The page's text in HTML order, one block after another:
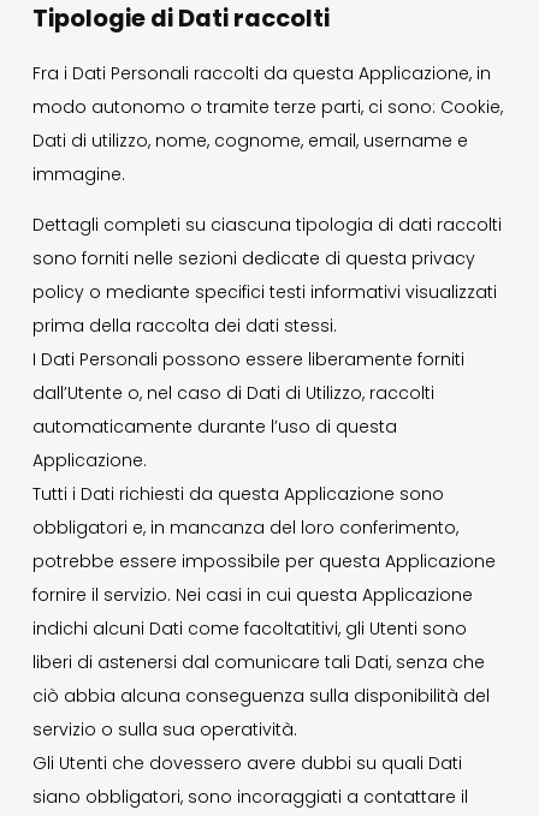
il mio account
Exibart.service - Exibartlab srl Via Placido Zurla 49b - 00176 Roma
Tipologie di Dati raccolti
Fra i Dati Personali raccolti da questa Applicazione, in
modo autonomo o tramite terze parti, ci sono: Cookie,
Dati di utilizzo, nome, cognome, email, username e
immagine.
Dettagli completi su ciascuna tipologia di dati raccolti
sono forniti nelle sezioni dedicate di questa privacy
policy o mediante specifici testi informativi visualizzati
prima della raccolta dei dati stessi.
I Dati Personali possono essere liberamente forniti
dall’Utente o, nel caso di Dati di Utilizzo, raccolti
automaticamente durante l’uso di questa
Applicazione.
Tutti i Dati richiesti da questa Applicazione sono
obbligatori e, in mancanza del loro conferimento,
potrebbe essere impossibile per questa Applicazione
fornire il servizio. Nei casi in cui questa Applicazione
indichi alcuni Dati come facoltatitivi, gli Utenti sono
liberi di astenersi dal comunicare tali Dati, senza che
ciò abbia alcuna conseguenza sulla disponibilità del
servizio o sulla sua operatività.
Gli Utenti che dovessero avere dubbi su quali Dati
siano obbligatori, sono incoraggiati a contattare il